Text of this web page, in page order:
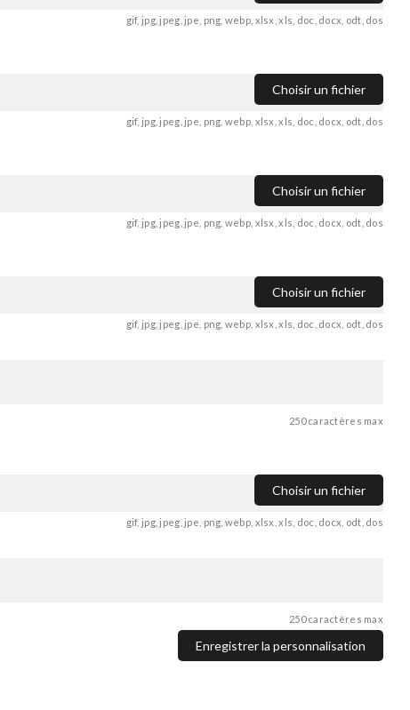
gif, jpg, jpeg, jpe, png, webp, xlsx, xls, doc, docx, odt, dos
Choisir un fichier
gif, jpg, jpeg, jpe, png, webp, xlsx, xls, doc, docx, odt, dos
Choisir un fichier
gif, jpg, jpeg, jpe, png, webp, xlsx, xls, doc, docx, odt, dos
Choisir un fichier
gif, jpg, jpeg, jpe, png, webp, xlsx, xls, doc, docx, odt, dos
250 caractères max
Choisir un fichier
gif, jpg, jpeg, jpe, png, webp, xlsx, xls, doc, docx, odt, dos
250 caractères max
Enregistrer la personnalisation